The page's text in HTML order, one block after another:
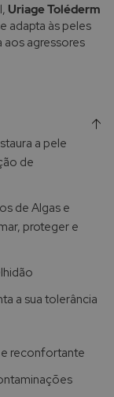
Uriage Toléderm
adapta às peles
aos agressores
a pele
de
de Algas e
proteger e
a sua tolerância
reconfortante